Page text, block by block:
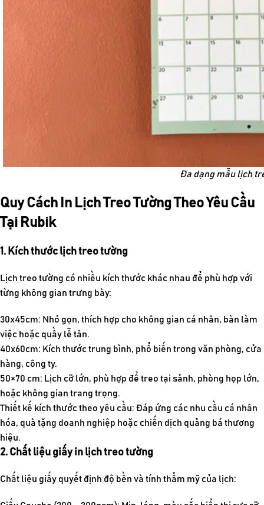
Đa dạng mẫu lịch
Quy Cách In Lịch Treo Tường Theo Yêu Cầu
Tại Rubik
1. Kích thước lịch treo tường
Lịch treo tường có nhiều kích thước khác nhau để phù hợp với
từng không gian trưng bày:
30x45cm: Nhỏ gọn, thích hợp cho không gian cá nhân, bàn làm
việc hoặc quầy lễ tân.
40x60cm: Kích thước trung bình, phổ biến trong văn phòng, cửa
hàng, công ty.
50×70 cm: Lịch cỡ lớn, phù hợp để treo tại sảnh, phòng họp lớn,
hoặc không gian trang trọng.
Thiết kế kích thước theo yêu cầu: Đáp ứng các nhu cầu cá nhân
hóa, quà tặng doanh nghiệp hoặc chiến dịch quảng bá thương
hiệu.
2. Chất liệu giấy in lịch treo tường
Chất liệu giấy quyết định độ bền và tính thẩm mỹ của lịch: